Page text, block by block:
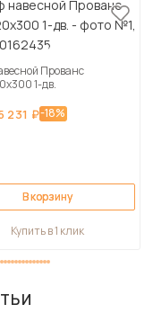
Прованс
1-дв.
231 ₽-18%
В корзину
Купить в 1 клик